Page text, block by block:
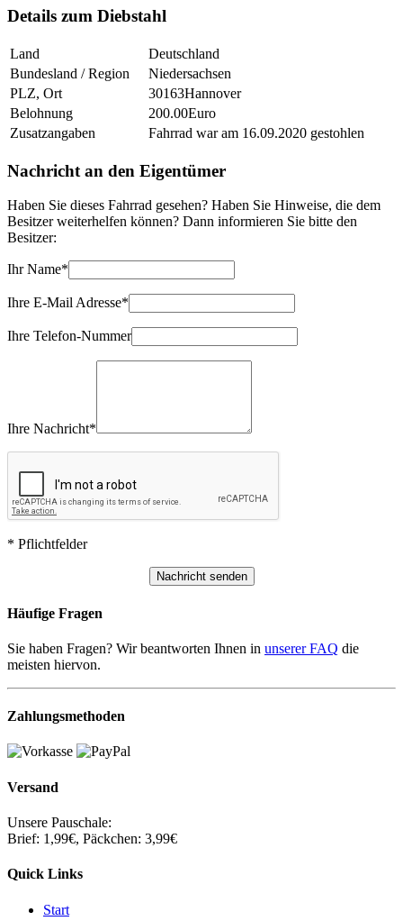
Details zum Diebstahl
Land
Deutschland
Bundesland / Region
Niedersachsen
PLZ, Ort
30163Hannover
Belohnung
200.00Euro
Zusatzangaben
Fahrrad war am 16.09.2020 gestohlen
Nachricht an den Eigentümer
Haben Sie dieses Fahrrad gesehen? Haben Sie Hinweise, die dem
Besitzer weiterhelfen können? Dann informieren Sie bitte den
Besitzer:
Ihr Name*
Ihre E-Mail Adresse*
Ihre Telefon-Nummer
Ihre Nachricht*
* Pflichtfelder
Häufige Fragen
Sie haben Fragen? Wir beantworten Ihnen in unserer FAQ die
meisten hiervon.
Zahlungsmethoden
Versand
Unsere Pauschale:
Brief: 1,99€, Päckchen: 3,99€
Quick Links
Start